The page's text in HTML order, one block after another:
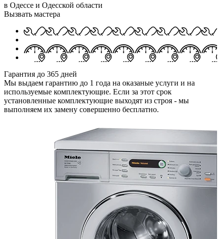
в Одессе и Одесской области
Вызвать мастера
Срочный выезд - 50 минут
В сложных случаях - когда у клиента течет вода или нет
времени ожидать долгое время, отправим к вам мастера за 10
мин.